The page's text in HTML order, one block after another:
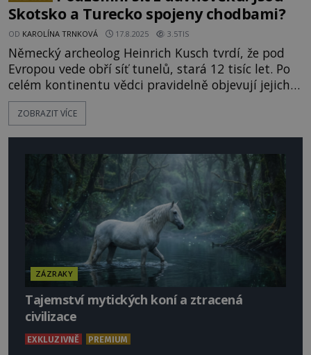
Skotsko a Turecko spojeny chodbami?
OD KAROLÍNA TRNKOVÁ 17.8.2025 3.5TIS
Německý archeolog Heinrich Kusch tvrdí, že pod
Evropou vede obří síť tunelů, stará 12 tisíc let. Po
celém kontinentu vědci pravidelně objevují jejich
ústí. Jsou prohlašovány za úkryty dávných lidí před
predátory, prastaré cesty propojující různá
ZOBRAZIT VÍCE
ZÁZRAKY
Tajemství mytických koní a ztracená
civilizace
EXKLUZIVNĚ PREMIUM